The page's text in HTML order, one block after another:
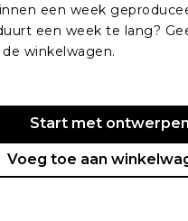
een week
een week te lang?
winkelwagen.
Start met ontwerpen
Voeg toe aan